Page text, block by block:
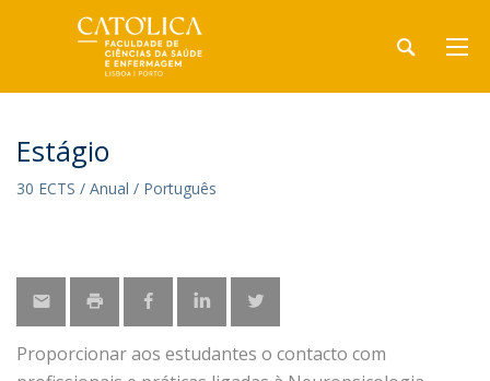
Estágio
30 ECTS / Anual / Português
Proporcionar aos estudantes o contacto com